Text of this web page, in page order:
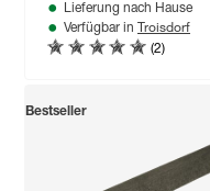
Lieferung nach Hause
Verfügbar in Troisdorf
(2)
Bestseller